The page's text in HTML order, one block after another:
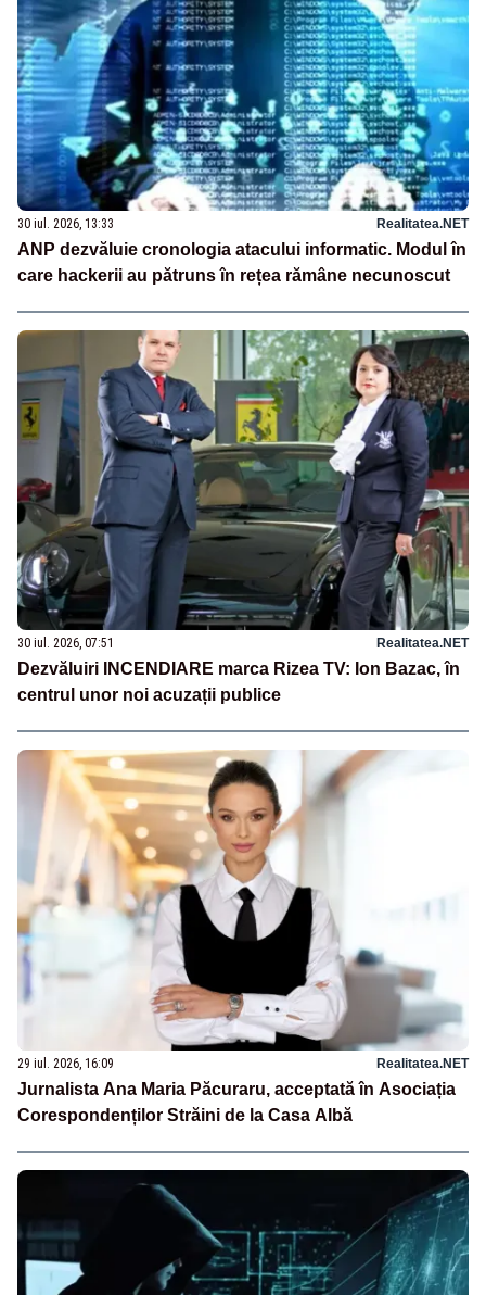
30 iul. 2026, 13:33 Realitatea.NET
ANP dezvăluie cronologia atacului informatic. Modul în
care hackerii au pătruns în rețea rămâne necunoscut
30 iul. 2026, 07:51 Realitatea.NET
Dezvăluiri INCENDIARE marca Rizea TV: Ion Bazac, în
centrul unor noi acuzații publice
29 iul. 2026, 16:09 Realitatea.NET
Jurnalista Ana Maria Păcuraru, acceptată în Asociația
Corespondenților Străini de la Casa Albă